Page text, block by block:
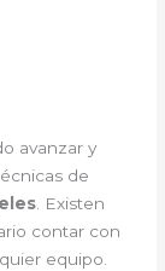
avanzar y
de
. Existen
contar con
equipo.